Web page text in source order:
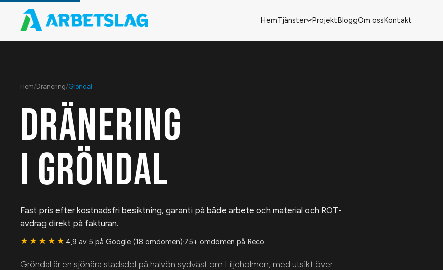
HemTjänster ProjektBloggOm ossKontakt
Hem/Dränering/Gröndal
DRÄNERING
I GRÖNDAL
Fast pris efter kostnadsfri besiktning, garanti på både arbete och material och ROT-
avdrag direkt på fakturan.
★★★★★ 4,9 av 5 på Google (18 omdömen)·75+ omdömen på Reco
Gröndal är en sjönära stadsdel på halvön sydväst om Liljeholmen, med utsikt över